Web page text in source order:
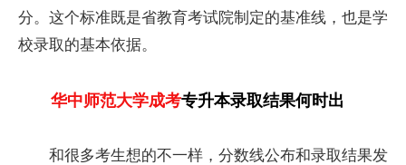
分。这个标准既是省教育考试院制定的基准线，也是学
校录取的基本依据。
华中师范大学成考专升本录取结果何时出
和很多考生想的不一样，分数线公布和录取结果发